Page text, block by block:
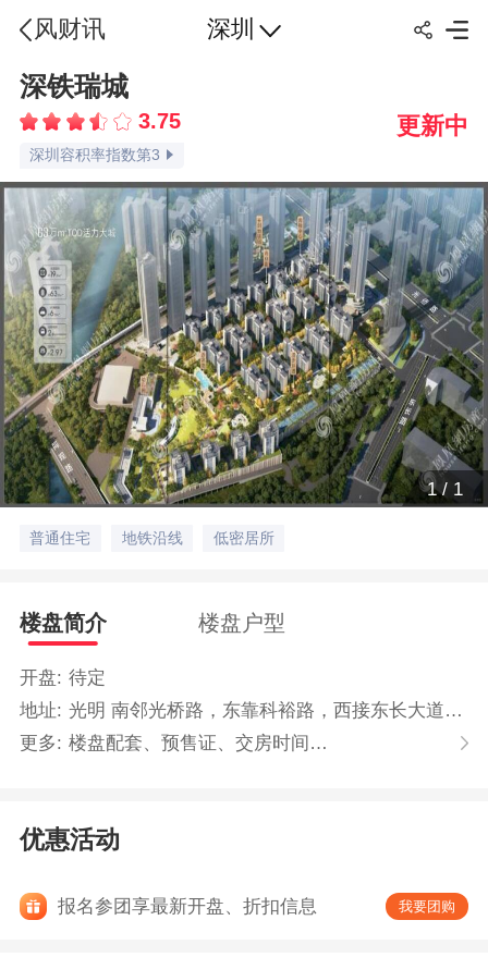
风财讯 深圳
深铁瑞城
3.75
深圳交通指数第3
深圳配套指数第1
深圳绿化率指数第3
深圳车位比指数第2
深圳楼盘点评指数第1
深圳价格指数第2
深圳楼盘口碑指数第1
品牌认知指数第3
更新中
1/ 1
普通住宅 地铁沿线 低密居所
楼盘简介 楼盘户型
开盘: 待定
地址:
光明 南邻光桥路，东靠科裕路，西接东长大道，长圳地铁站D出口
更多: 楼盘配套、预售证、交房时间…
优惠活动
报名参团享最新开盘、折扣信息 我要团购